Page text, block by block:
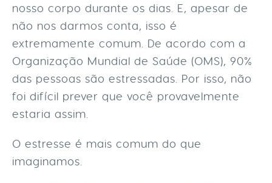
nosso corpo durante os dias. E, apesar de
não nos darmos conta, isso é
extremamente comum. De acordo com a
Organização Mundial de Saúde (OMS), 90%
das pessoas são estressadas. Por isso, não
foi difícil prever que você provavelmente
estaria assim.
O estresse é mais comum do que
imaginamos.